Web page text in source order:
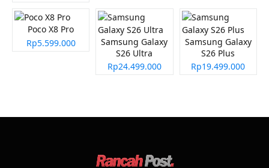
Poco X8 Pro
Rp5.599.000
Samsung Galaxy
S26 Ultra
Rp24.499.000
Samsung Galaxy
S26 Plus
Rp19.499.000